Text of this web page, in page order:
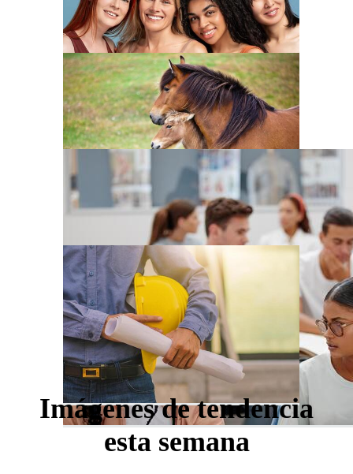
Imágenes de tendencia
esta semana